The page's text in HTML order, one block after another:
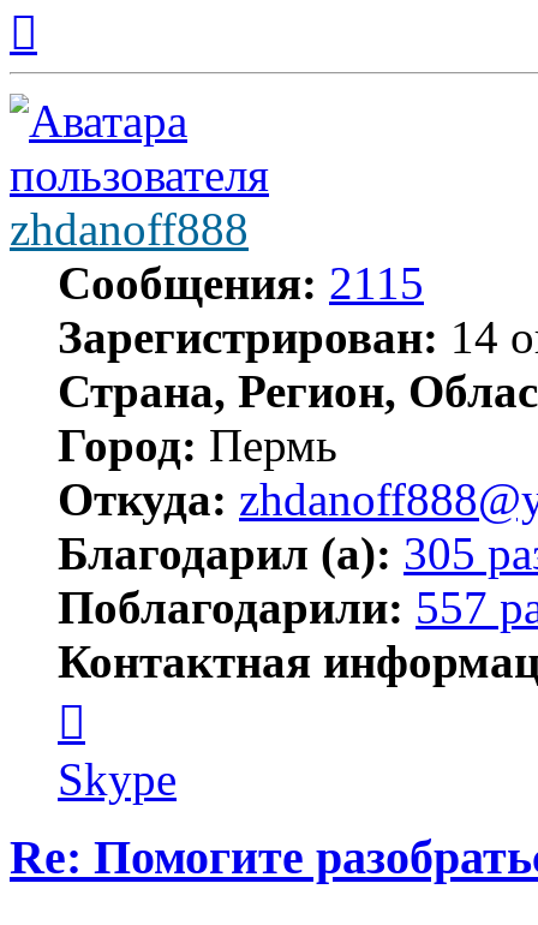
началу
zhdanoff888
Сообщения: 2115
Зарегистрирован: 14
Страна, Регион,
Город: Пермь
Откуда:
Благодарил (а): 305
Поблагодарили: 557
Контактная
пользователя
zhdanoff888
Skype
Re: Помогите